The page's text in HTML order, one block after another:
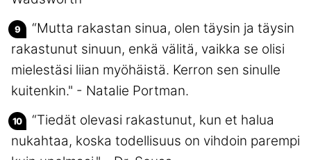
“Mutta rakastan sinua, olen täysin ja täysin
rakastunut sinuun, enkä välitä, vaikka se olisi
mielestäsi liian myöhäistä. Kerron sen sinulle
kuitenkin." - Natalie Portman.
“Tiedät olevasi rakastunut, kun et halua
nukahtaa, koska todellisuus on vihdoin parempi